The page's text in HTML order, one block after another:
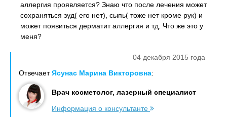
аллергия проявляется? Знаю что после лечения может
сохраняться зуд( его нет), сыпь( тоже нет кроме рук) и
может появиться дерматит аллергия и тд. Что же это у
меня?
04 декабря 2015 года
ОтвечаетЯсунас Марина Викторовна:
Врач косметолог, лазерный специалист
Информация о консультанте